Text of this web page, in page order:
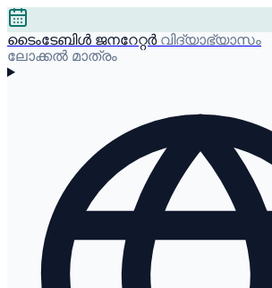
ടൈംടേബിൾ ജനറേറ്റർ വിദ്യാഭ്യാസം
ലോക്കൽ മാത്രം